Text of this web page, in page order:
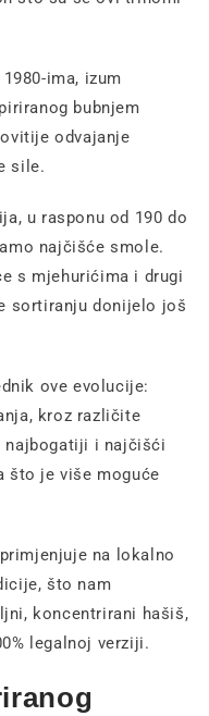
ima, izum
bubnjem
odvajanje
sile.
u rasponu od 190 do
najčišće smole.
s mjehurićima i drugi
sortiranju donijelo još
ove evolucije:
kroz različite
najbogatiji i najčišći
što je više moguće
na lokalno
što nam
koncentrirani hašiš,
legalnoj verziji.